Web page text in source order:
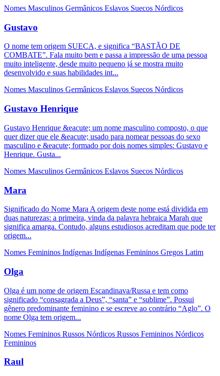
Nomes Masculinos Germânicos Eslavos Suecos Nórdicos
Gustavo
O nome tem origem SUECA, e significa “BASTÃO DE
COMBATE”. Fala muito bem e passa a impressão de uma pessoa
muito inteligente, desde muito pequeno já se mostra muito
desenvolvido e suas habilidades int...
Nomes Masculinos Germânicos Eslavos Suecos Nórdicos
Gustavo Henrique
Gustavo Henrique &eacute; um nome masculino composto, o que
quer dizer que ele &eacute; usado para nomear pessoas do sexo
masculino e &eacute; formado por dois nomes simples: Gustavo e
Henrique. Gusta...
Nomes Masculinos Germânicos Eslavos Suecos Nórdicos
Mara
Significado do Nome Mara A origem deste nome está dividida em
duas naturezas: a primeira, vinda da palavra hebraica Marah que
significa amarga. Contudo, alguns estudiosos acreditam que pode ter
origem...
Nomes Femininos Indígenas Indígenas Femininos Gregos Latim
Olga
Olga é um nome de origem Escandinava/Russa e tem como
significado “consagrada a Deus”, “santa” e “sublime”. Possui
gênero predominante feminino e se escreve ao contrário “Aglo”. O
nome Olga tem origem...
Nomes Femininos Russos Nórdicos Russos Femininos Nórdicos
Femininos
Raul